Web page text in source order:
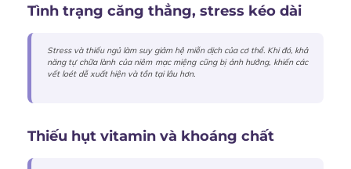
Tình trạng căng thẳng, stress kéo dài
Stress và thiếu ngủ làm suy giảm hệ miễn dịch của cơ thể. Khi đó, khả
năng tự chữa lành của niêm mạc miệng cũng bị ảnh hưởng, khiến các
vết loét dễ xuất hiện và tồn tại lâu hơn.
Thiếu hụt vitamin và khoáng chất